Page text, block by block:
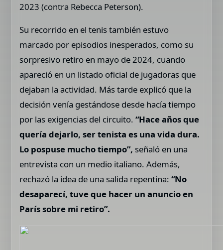
2023 (contra Rebecca Peterson).
Su recorrido en el tenis también estuvo
marcado por episodios inesperados, como su
sorpresivo retiro en mayo de 2024, cuando
apareció en un listado oficial de jugadoras que
dejaban la actividad. Más tarde explicó que la
decisión venía gestándose desde hacía tiempo
por las exigencias del circuito.“Hace años que
quería dejarlo, ser tenista es una vida dura.
Lo pospuse mucho tiempo”, señaló en una
entrevista con un medio italiano. Además,
rechazó la idea de una salida repentina:“No
desaparecí, tuve que hacer un anuncio en
París sobre mi retiro”.